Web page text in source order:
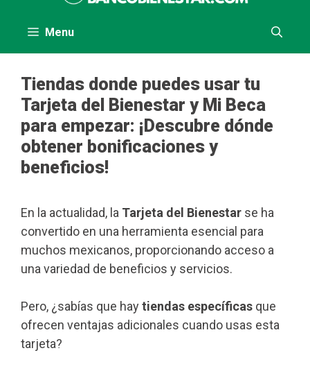
Menu
Tiendas donde puedes usar tu
Tarjeta del Bienestar y Mi Beca
para empezar: ¡Descubre dónde
obtener bonificaciones y
beneficios!
En la actualidad, la Tarjeta del Bienestar se ha
convertido en una herramienta esencial para
muchos mexicanos, proporcionando acceso a
una variedad de beneficios y servicios.
Pero, ¿sabías que haytiendas específicas que
ofrecen ventajas adicionales cuando usas esta
tarjeta?